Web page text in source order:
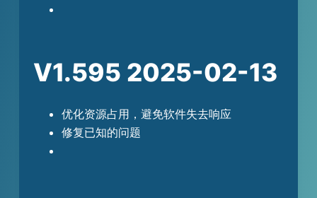
V1.595 2025-02-13
优化资源占用，避免软件失去响应
修复已知的问题